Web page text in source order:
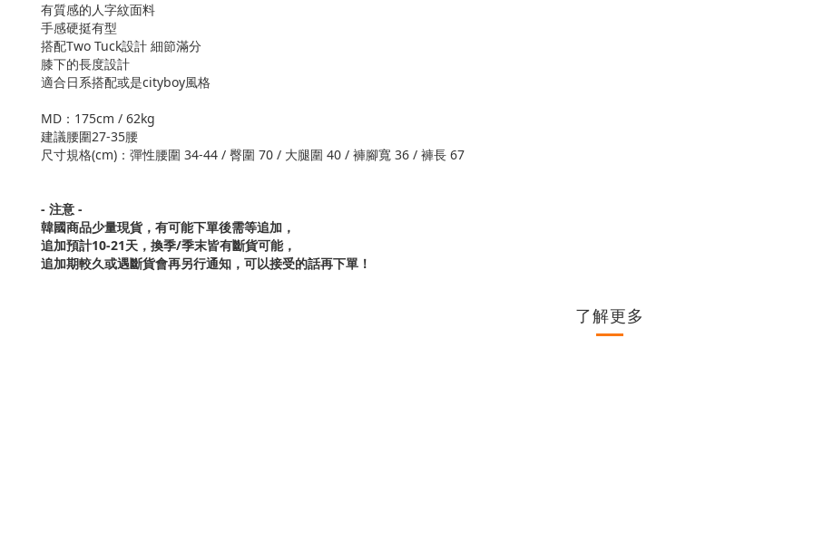
有質感的人字紋面料
手感硬挺有型
搭配Two Tuck設計 細節滿分
膝下的長度設計
適合日系搭配或是cityboy風格
MD：175cm / 62kg
建議腰圍27-35腰
尺寸規格(cm)：彈性腰圍 34-44 / 臀圍 70 / 大腿圍 40 / 褲腳寬 36 / 褲長 67
- 注意 -
韓國商品少量現貨， 有可能下單後需等追加，
追加預計10-21天，換季/季末皆有斷貨可能，
追加期較久或遇斷貨會再另行通知，可以接受的話再下單！
了解更多